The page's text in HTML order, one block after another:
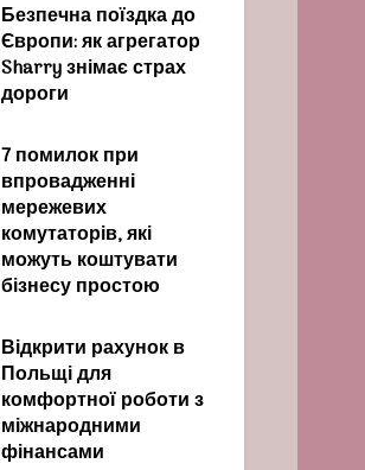
Безпечна поїздка до
Європи: як агрегатор
Sharry знімає страх
дороги
7 помилок при
впровадженні
мережевих
комутаторів, які
можуть коштувати
бізнесу простою
Відкрити рахунок в
Польщі для
комфортної роботи з
міжнародними
фінансами